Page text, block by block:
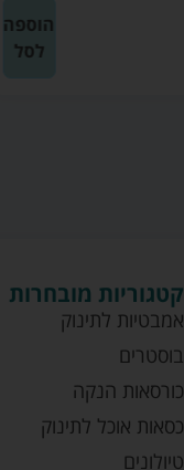
הוספה
לסל
קטגוריות מובחרות
אמבטיות לתינוק
בוסטרים
כורסאות הנקה
כסאות אוכל לתינוק
טיולונים